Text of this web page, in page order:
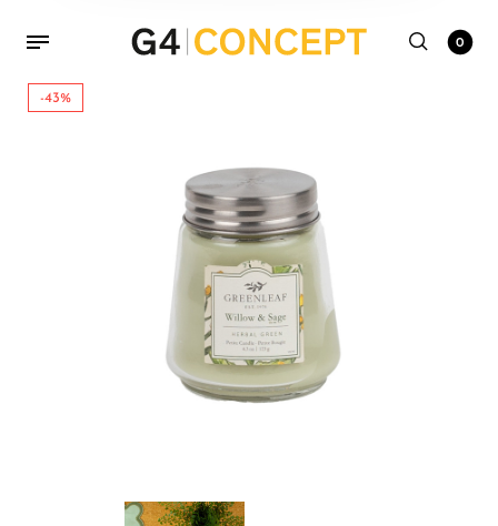
0
-43%